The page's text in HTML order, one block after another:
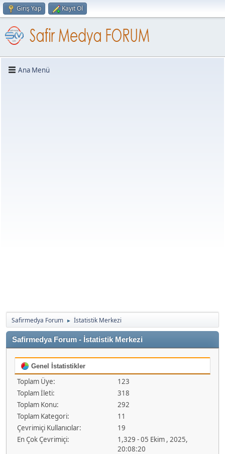
Giriş Yap Kayıt Ol
Ana Menü
Safirmedya Forum ► İstatistik Merkezi
Safirmedya Forum - İstatistik Merkezi
Genel İstatistikler
Toplam Üye:
123
Toplam İleti:
318
Toplam Konu:
292
Toplam Kategori:
11
Çevrimiçi Kullanıcılar:
19
En Çok Çevrimiçi:
1,329 - 05 Ekim , 2025,
20:08:20